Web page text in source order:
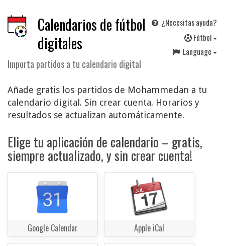
Calendarios de fútbol
digitales
Importa partidos a tu calendario digital
¿Necesitas ayuda?
Fútbol
Language
Añade gratis los partidos de Mohammedan a tu
calendario digital. Sin crear cuenta. Horarios y
resultados se actualizan automáticamente.
Elige tu aplicación de calendario – gratis,
siempre actualizado, y sin crear cuenta!
Google Calendar Apple iCal